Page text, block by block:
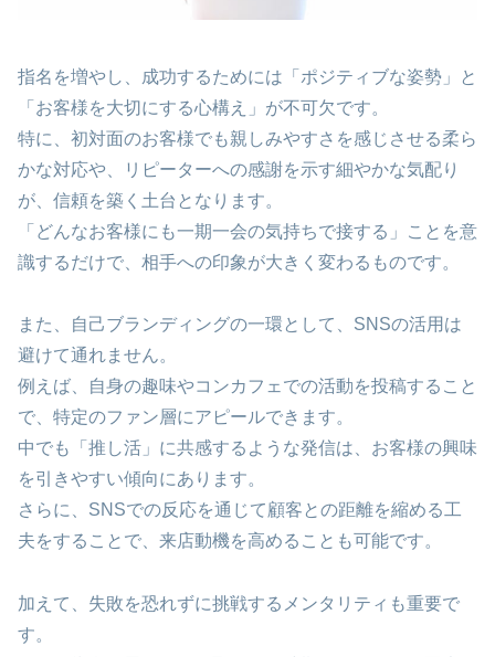
指名を増やし、成功するためには「ポジティブな姿勢」と
「お客様を大切にする心構え」が不可欠です。
特に、初対面のお客様でも親しみやすさを感じさせる柔ら
かな対応や、リピーターへの感謝を示す細やかな気配り
が、信頼を築く土台となります。
「どんなお客様にも一期一会の気持ちで接する」ことを意
識するだけで、相手への印象が大きく変わるものです。
また、自己ブランディングの一環として、SNSの活用は
避けて通れません。
例えば、自身の趣味やコンカフェでの活動を投稿すること
で、特定のファン層にアピールできます。
中でも「推し活」に共感するような発信は、お客様の興味
を引きやすい傾向にあります。
さらに、SNSでの反応を通じて顧客との距離を縮める工
夫をすることで、来店動機を高めることも可能です。
加えて、失敗を恐れずに挑戦するメンタリティも重要で
す。